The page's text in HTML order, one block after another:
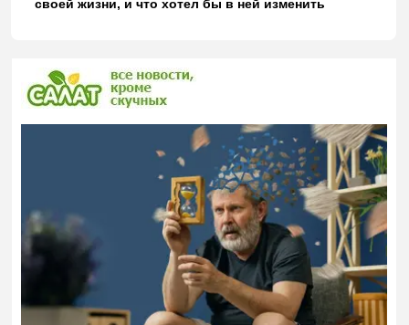
своей жизни, и что хотел бы в ней изменить